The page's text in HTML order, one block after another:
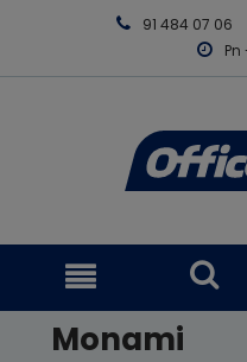
91 484 07 06
Monami